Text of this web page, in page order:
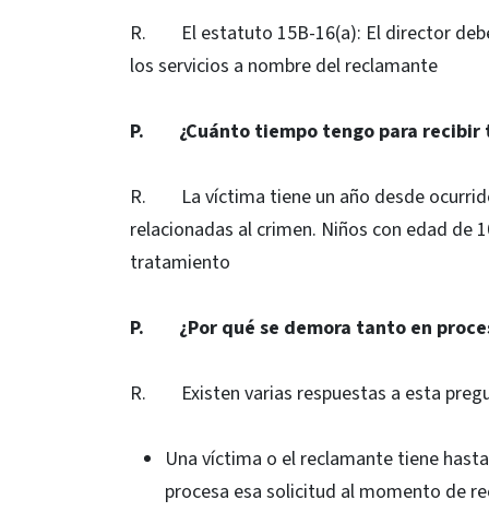
R. El estatuto 15B-16(a): El director
los servicios a nombre del reclamante
P. ¿Cuánto tiempo tengo para recibir
R. La víctima tiene un año desde
relacionadas al crimen. Niños con edad
tratamiento
P. ¿Por qué se demora tanto en
R. Existen varias respuestas a esta
Una víctima o el reclamante tiene
procesa esa solicitud al momento de